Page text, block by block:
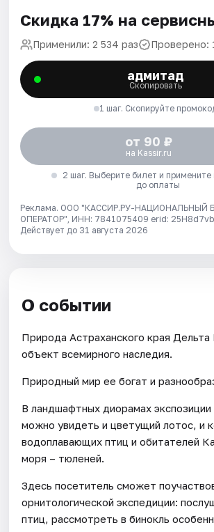
Скидка 17% на
Применили: 2 534 раз Проверено:
адмитад
Скопировать
1 шаг. Скопируйте
от 90 ₽
на Kassir.ru
2 шаг. Выберите билет и
до оплаты
Реклама. ООО "КАССИР.РУ-НАЦИОНАЛЬНЫЙ
ОПЕРАТОР", ИНН: 7841075409 erid:
Действует до 31 августа 2026
О событии
Природа Астраханского края Дельта
объект всемирного наследия.
Природный мир ее богат и
В ландшафтных диорамах
можно увидеть и цветущий лотос, и
водоплавающих птиц и обитателей
моря – тюленей.
Здесь посетитель сможет
орнитологической экспедиции:
птиц, рассмотреть в бинокль